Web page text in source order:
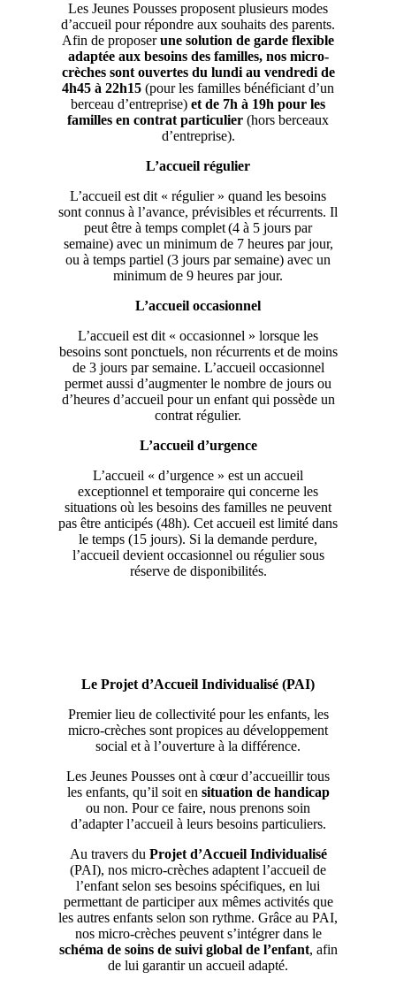
Les Jeunes Pousses proposent plusieurs modes
d’accueil pour répondre aux souhaits des parents.
Afin de proposerune solution de garde flexible
adaptée aux besoins des familles, nos micro-
crèches sont ouvertes du lundi au vendredi de
4h45 à 22h15 (pour les familles bénéficiant d’un
berceau d’entreprise) et de 7h à 19h pour les
familles en contrat particulier (hors berceaux
d’entreprise).
L’accueil régulier
L’accueil est dit « régulier » quand les besoins
sont connus à l’avance, prévisibles et récurrents. Il
peut être à temps complet (4 à 5 jours par
semaine) avec un minimum de 7 heures par jour,
ou à temps partiel (3 jours par semaine) avec un
minimum de 9 heures par jour.
L’accueil occasionnel
L’accueil est dit « occasionnel » lorsque les
besoins sont ponctuels, non récurrents et de moins
de 3 jours par semaine. L’accueil occasionnel
permet aussi d’augmenter le nombre de jours ou
d’heures d’accueil pour un enfant qui possède un
contrat régulier.
L’accueil d’urgence
L’accueil « d’urgence » est un accueil
exceptionnel et temporaire qui concerne les
situations où les besoins des familles ne peuvent
pas être anticipés (48h). Cet accueil est limité dans
le temps (15 jours). Si la demande perdure,
l’accueil devient occasionnel ou régulier sous
réserve de disponibilités.
Le Projet d’Accueil Individualisé (PAI)
Premier lieu de collectivité pour les enfants, les
micro-crèches sont propices au développement
social et à l’ouverture à la différence.
Les Jeunes Pousses ont à cœur d’accueillir tous
les enfants, qu’il soit en situation de handicap
ou non. Pour ce faire, nous prenons soin
d’adapter l’accueil à leurs besoins particuliers.
Au travers du Projet d’Accueil Individualisé
(PAI), nos micro-crèches adaptent l’accueil de
l’enfant selon ses besoins spécifiques, en lui
permettant de participer aux mêmes activités que
les autres enfants selon son rythme. Grâce au PAI,
nos micro-crèches peuvent s’intégrer dans le
schéma de soins de suivi global de l’enfant, afin
de lui garantir un accueil adapté.